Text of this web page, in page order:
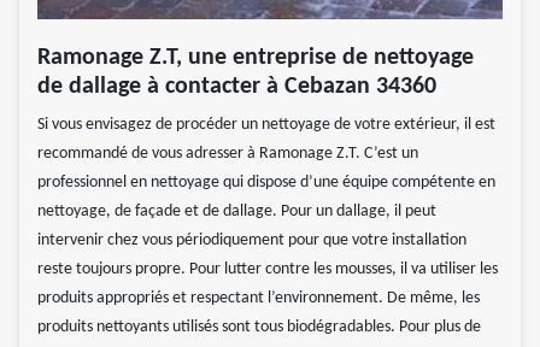
Ramonage Z.T, une entreprise de nettoyage
de dallage à contacter à Cebazan 34360
Si vous envisagez de procéder un nettoyage de votre extérieur, il est
recommandé de vous adresser à Ramonage Z.T. C’est un
professionnel en nettoyage qui dispose d’une équipe compétente en
nettoyage, de façade et de dallage. Pour un dallage, il peut
intervenir chez vous périodiquement pour que votre installation
reste toujours propre. Pour lutter contre les mousses, il va utiliser les
produits appropriés et respectant l’environnement. De même, les
produits nettoyants utilisés sont tous biodégradables. Pour plus de